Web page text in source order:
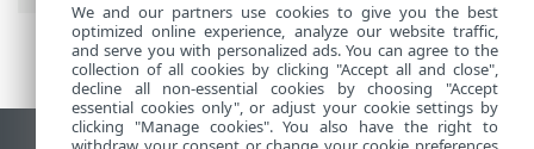
We and our partners use cookies to give you the best
optimized online experience, analyze our website traffic,
and serve you with personalized ads. You can agree to the
collection of all cookies by clicking "Accept all and close",
decline all non-essential cookies by choosing "Accept
essential cookies only", or adjust your cookie settings by
clicking "Manage cookies". You also have the right to